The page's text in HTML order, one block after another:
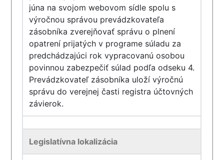
júna na svojom webovom sídle spolu s
výročnou správou prevádzkovateľa
zásobníka zverejňovať správu o plnení
opatrení prijatých v programe súladu za
predchádzajúci rok vypracovanú osobou
povinnou zabezpečiť súlad podľa odseku 4.
Prevádzkovateľ zásobníka uloží výročnú
správu do verejnej časti registra účtovných
závierok.
Legislatívna lokalizácia